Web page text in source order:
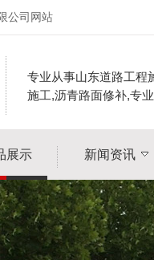
公司网站
专业从事山东道路工程
施工,沥青路面修补,专
展示 新闻资讯